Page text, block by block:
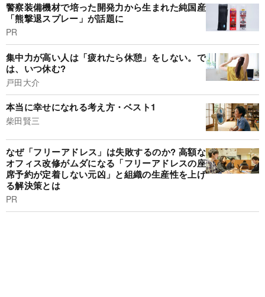
警察装備機材で培った開発力から生まれた純国産
「熊撃退スプレー」が話題に
PR
集中力が高い人は「疲れたら休憩」をしない。で
は、いつ休む?
戸田大介
本当に幸せになれる考え方・ベスト1
柴田賢三
なぜ「フリーアドレス」は失敗するのか? 高額な
オフィス改修がムダになる「フリーアドレスの座
席予約が定着しない元凶」と組織の生産性を上げ
る解決策とは
PR